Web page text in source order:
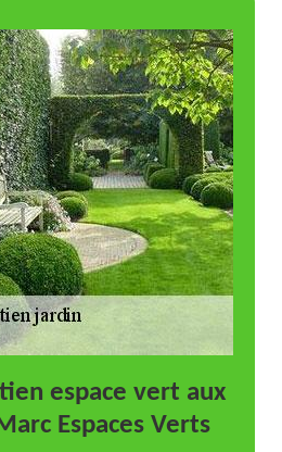
espace vert aux
Espaces Verts